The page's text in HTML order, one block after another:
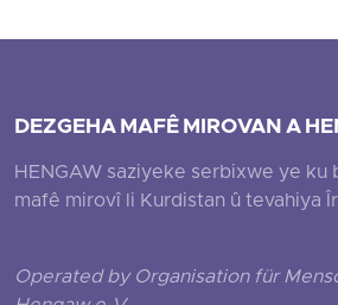
DEZGEHA MAFÊ MIROVAN A
HENGAW saziyeke serbixwe ye ku
mafê mirovî li Kurdistan û tevahiya
Operated by Organisation für